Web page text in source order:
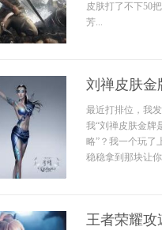
皮肤打了不下50
芳...
刘禅皮肤金
最近打排位，我
我“刘禅皮肤金牌
略”？我一个玩了
稳稳拿到那块让
王者荣耀攻